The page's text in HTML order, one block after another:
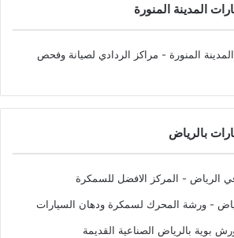
المدينة المنورة
المنورة - مراكز الردادي لصيانة وفحص
بالرياض
الرياض - المركز الافضل للسمكرة
- ورشة المحرك لسمكرة ودهان السيارات
بوية بالرياض الصناعية القديمة